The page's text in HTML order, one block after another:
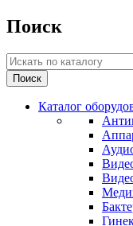
Поиск
Каталог